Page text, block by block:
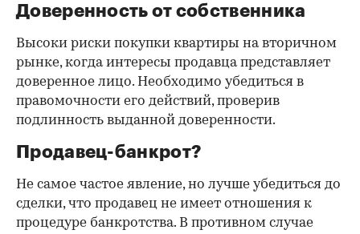
Доверенность от собственника
Высоки риски покупки квартиры на вторичном
рынке, когда интересы продавца представляет
доверенное лицо. Необходимо убедиться в
правомочности его действий, проверив
подлинность выданной доверенности.
Продавец-банкрот?
Не самое частое явление, но лучше убедиться до
сделки, что продавец не имеет отношения к
процедуре банкротства. В противном случае